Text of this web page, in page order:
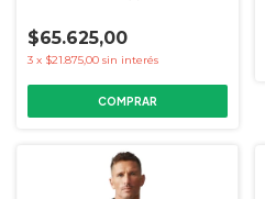
$65.625,00
3 x $21.875,00 sin interés
COMPRAR